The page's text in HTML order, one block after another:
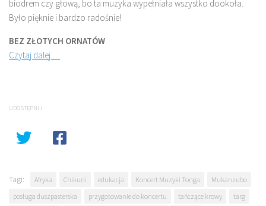
biodrem czy głową, bo ta muzyka wypełniała wszystko dookoła.
Było pięknie i bardzo radośnie!
BEZ ZŁOTYCH ORNATÓW
Czytaj dalej …
UDOSTĘPNIJ
Tagi: Afryka Chikuni edukacja Koncert Muzyki Tonga
Mukanzubo
posługa duszpasterska
przygotowanie do koncertu tańczące krowy
targ